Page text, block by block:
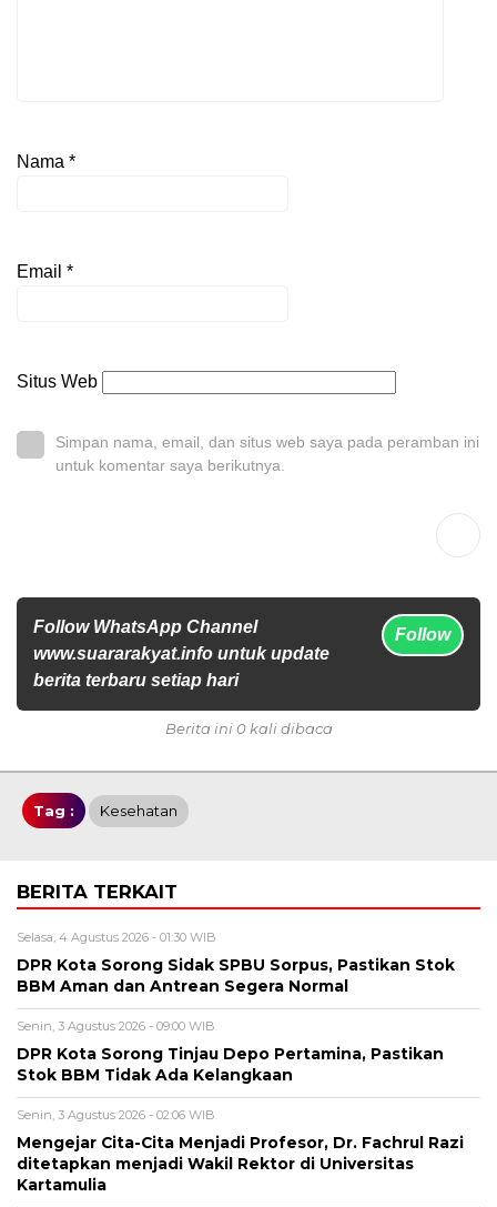
Nama *
Email *
Situs Web
Simpan nama, email, dan situs web saya pada peramban ini
untuk komentar saya berikutnya.
Follow WhatsApp Channel
www.suararakyat.info untuk update
berita terbaru setiap hari
Follow
Berita ini 0 kali dibaca
Tag : Kesehatan
BERITA TERKAIT
Selasa, 4 Agustus 2026 - 01:30 WIB
DPR Kota Sorong Sidak SPBU Sorpus, Pastikan Stok
BBM Aman dan Antrean Segera Normal
Senin, 3 Agustus 2026 - 09:00 WIB
DPR Kota Sorong Tinjau Depo Pertamina, Pastikan
Stok BBM Tidak Ada Kelangkaan
Senin, 3 Agustus 2026 - 02:06 WIB
Mengejar Cita-Cita Menjadi Profesor, Dr. Fachrul Razi
ditetapkan menjadi Wakil Rektor di Universitas
Kartamulia